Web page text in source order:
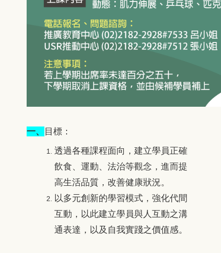
一、
目標：
透過各種課程面向，建立學員正確
飲食、運動、法治等觀念，進而提
高生活品質，改善健康狀況。
以多元創新的學習模式，強化代間
互動，以此建立學員與人互動之溝
通表達，以及自我實踐之價值感。